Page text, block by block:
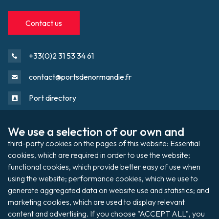
We use a selection of our own and
third-party cookies on the pages of this website: Essential
cookies, which are required in order to use the website;
functional cookies, which provide better easy of use when
using the website; performance cookies, which we use to
generate aggregated data on website use and statistics; and
marketing cookies, which are used to display relevant
content and advertising. If you choose "ACCEPT ALL", you
Contact us
+33(0)2 31 53 34 61
contact@portsdenormandie.fr
Port directory
Footer
Port domain
Filming / Shooting
Organising an event